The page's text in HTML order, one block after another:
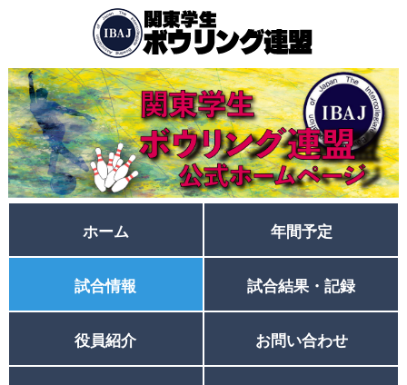
ホーム 年間予定
試合情報 試合結果・記録
役員紹介 お問い合わせ